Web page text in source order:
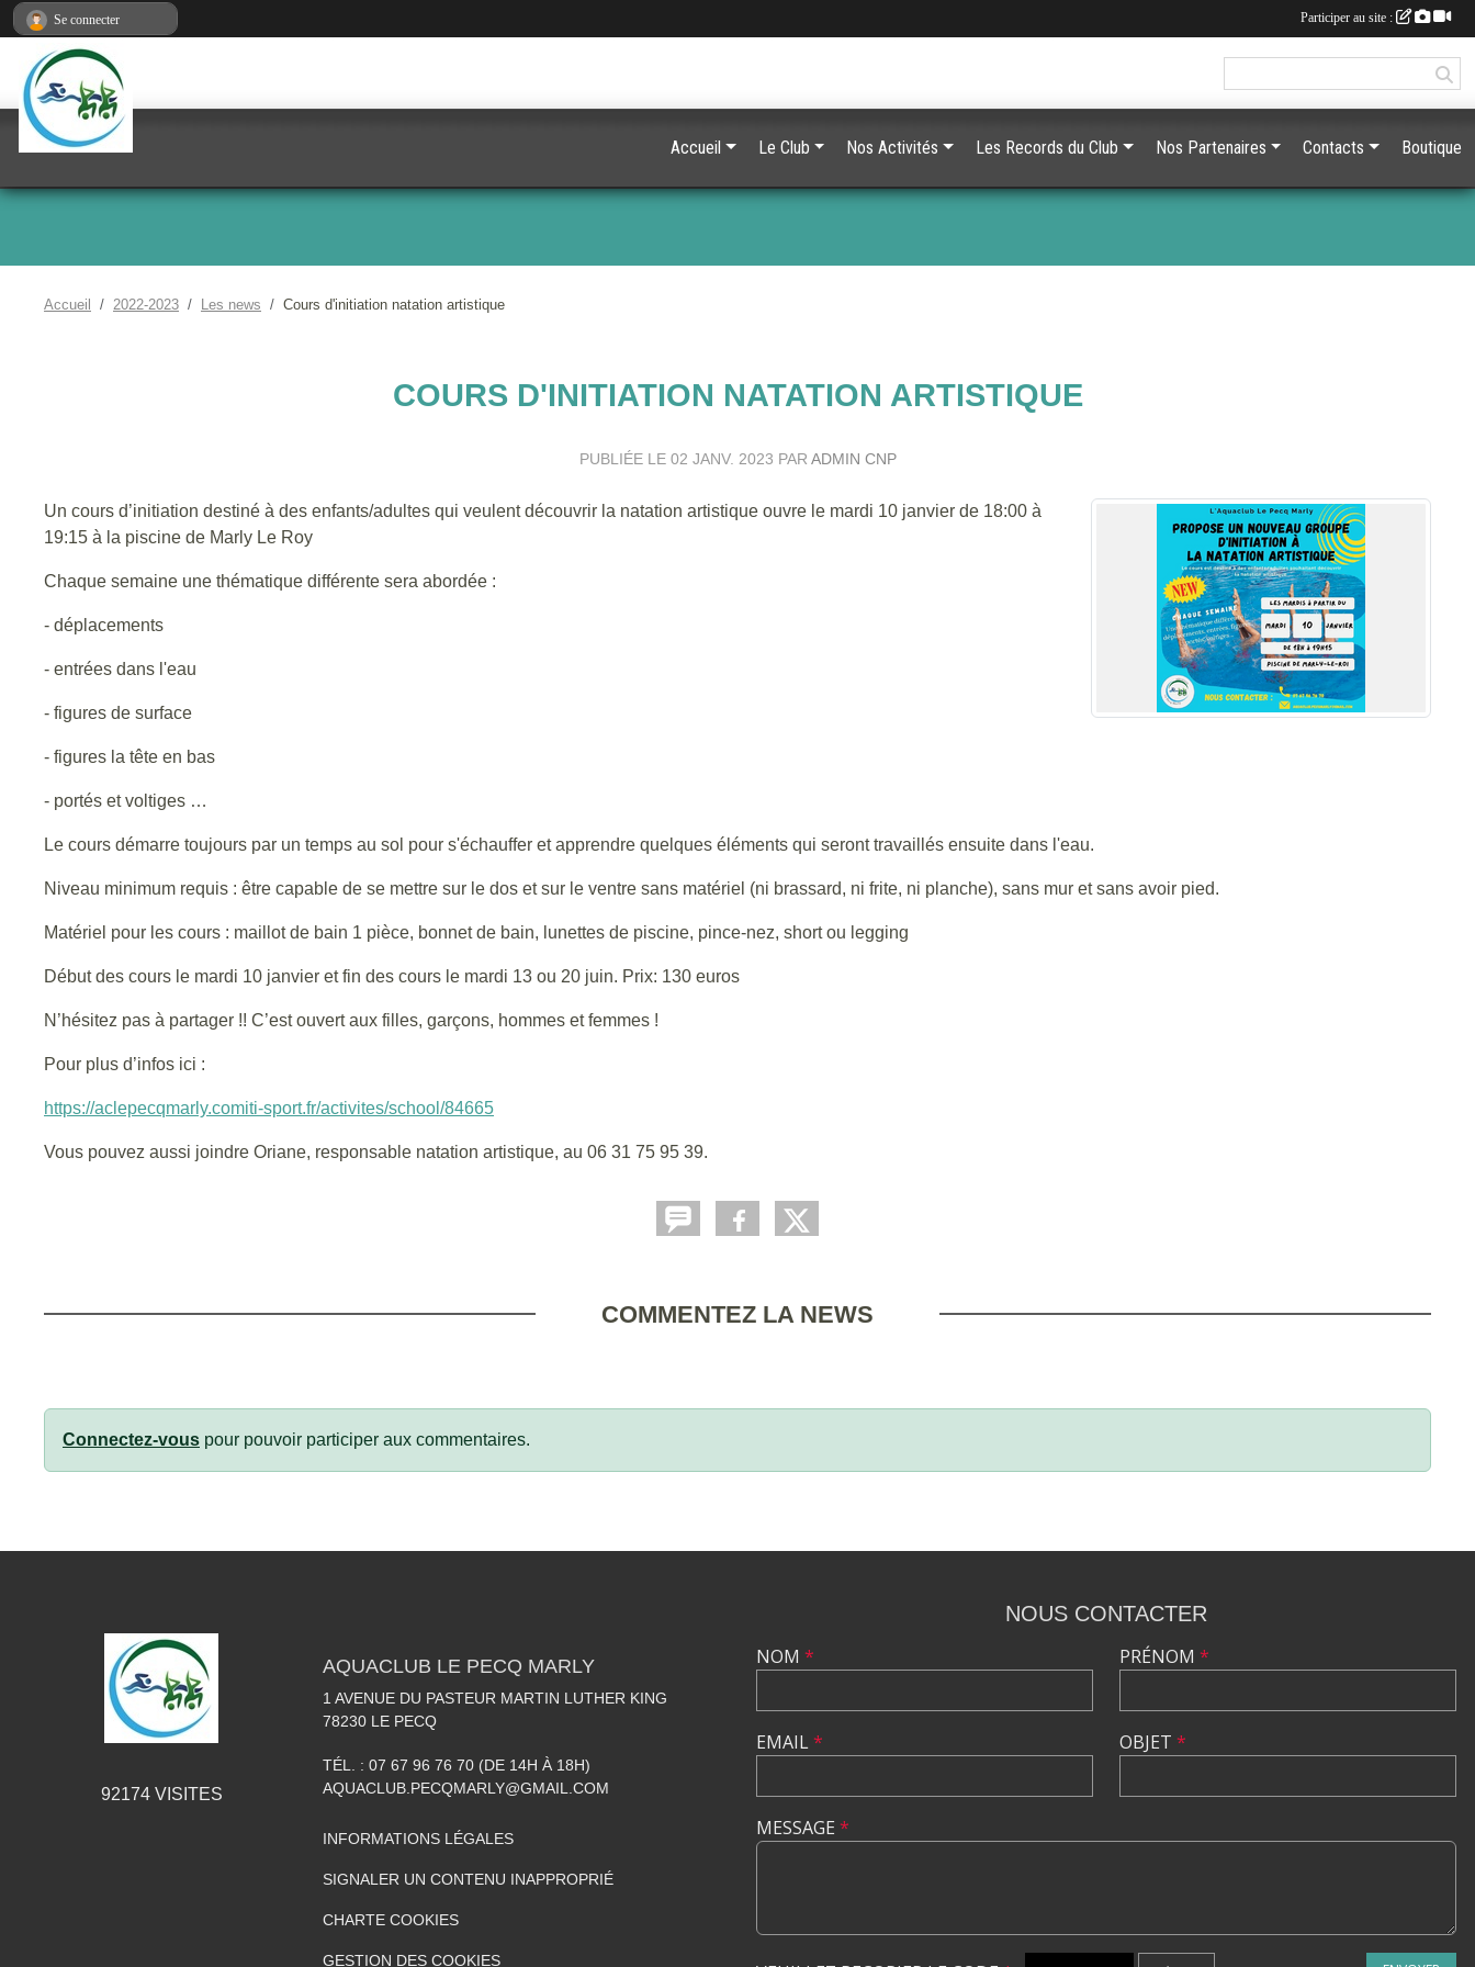
Accueil 2022-2023 Les news Cours d'initiation natation artistique
COURS D'INITIATION NATATION ARTISTIQUE
PUBLIÉE LE 02 JANV. 2023 PAR ADMIN CNP
Un cours d’initiation destiné à des enfants/adultes qui veulent découvrir la natation artistique ouvre le mardi 10 janvier de 18:00 à
19:15 à la piscine de Marly Le Roy
Chaque semaine une thématique différente sera abordée :
- déplacements
- entrées dans l'eau
- figures de surface
- figures la tête en bas
- portés et voltiges …
Le cours démarre toujours par un temps au sol pour s'échauffer et apprendre quelques éléments qui seront travaillés ensuite dans l'eau.
Niveau minimum requis : être capable de se mettre sur le dos et sur le ventre sans matériel (ni brassard, ni frite, ni planche), sans mur et sans avoir pied.
Matériel pour les cours : maillot de bain 1 pièce, bonnet de bain, lunettes de piscine, pince-nez, short ou legging
Début des cours le mardi 10 janvier et fin des cours le mardi 13 ou 20 juin. Prix: 130 euros
N’hésitez pas à partager !! C’est ouvert aux filles, garçons, hommes et femmes !
Pour plus d’infos ici :
https://aclepecqmarly.comiti-sport.fr/activites/school/84665
Vous pouvez aussi joindre Oriane, responsable natation artistique, au 06 31 75 95 39.
COMMENTEZ LA NEWS
Connectez-vous pour pouvoir participer aux commentaires.
Accueil Le Club Nos Activités Les Records du Club Nos Partenaires Contacts Boutique
92174VISITES
AQUACLUB LE PECQ MARLY
1 AVENUE DU PASTEUR MARTIN LUTHER KING
78230 LE PECQ
TÉL. : 07 67 96 76 70 (DE 14H À 18H)
AQUACLUB.PECQMARLY@GMAIL.COM
INFORMATIONS LÉGALES
SIGNALER UN CONTENU INAPPROPRIÉ
CHARTE COOKIES
GESTION DES COOKIES
NOUS CONTACTER
NOM *
EMAIL*
PRÉNOM *
OBJET *
MESSAGE *
Se connecter Participer au site :
Panneau de gestion des cookies